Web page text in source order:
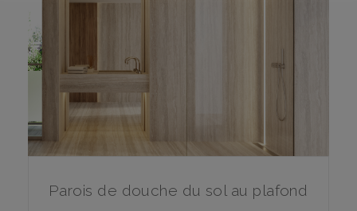
Parois de douche du sol au plafond